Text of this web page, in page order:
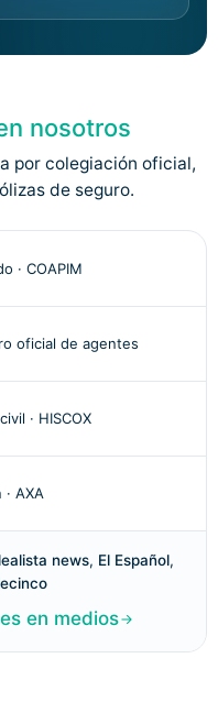
nosotros
por colegiación oficial,
de seguro.
· COAPIM
oficial de agentes
· HISCOX
AXA
news, El Español,
en medios